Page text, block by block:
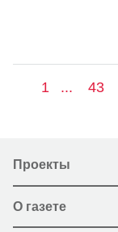
1 ... 43
Проекты
О газете